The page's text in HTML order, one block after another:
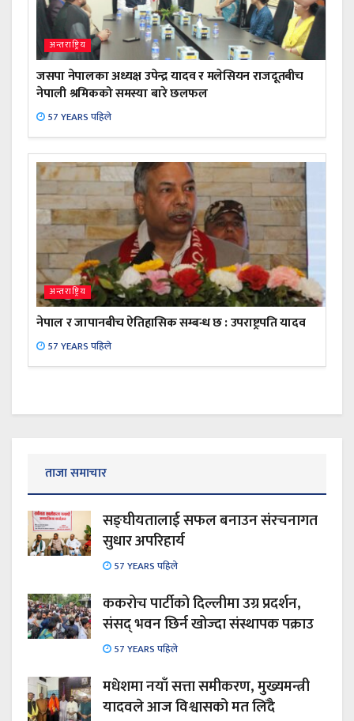
अन्तराष्ट्रिय
जसपा नेपालका अध्यक्ष उपेन्द्र यादव र मलेसियन राजदूतबीच
नेपाली श्रमिकको समस्या बारे छलफल
57 YEARS पहिले
अन्तराष्ट्रिय
नेपाल र जापानबीच ऐतिहासिक सम्बन्ध छ : उपराष्ट्रपति यादव
57 YEARS पहिले
ताजा समाचार
सङ्घीयतालाई सफल बनाउन संरचनागत
सुधार अपरिहार्य
57 YEARS पहिले
ककरोच पार्टीको दिल्लीमा उग्र प्रदर्शन,
संसद् भवन छिर्न खोज्दा संस्थापक पक्राउ
57 YEARS पहिले
मधेशमा नयाँ सत्ता समीकरण, मुख्यमन्त्री
यादवले आज विश्वासको मत लिँदै